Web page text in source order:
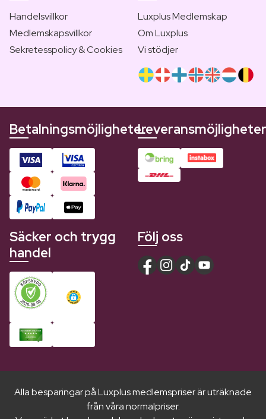
Handelsvillkor
Medlemskapsvillkor
Sekretesspolicy & Cookies
Luxplus Medlemskap
Om Luxplus
Vi stödjer
BetalningsmöjligheterLeveransmöjligheter
Säcker och trygg
handel
Följ oss
Alla besparingar på Luxplus medlemspriser är uträknade
från våra normalpriser.